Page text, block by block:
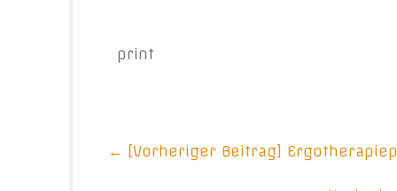
print
← [Vorheriger Beitrag]